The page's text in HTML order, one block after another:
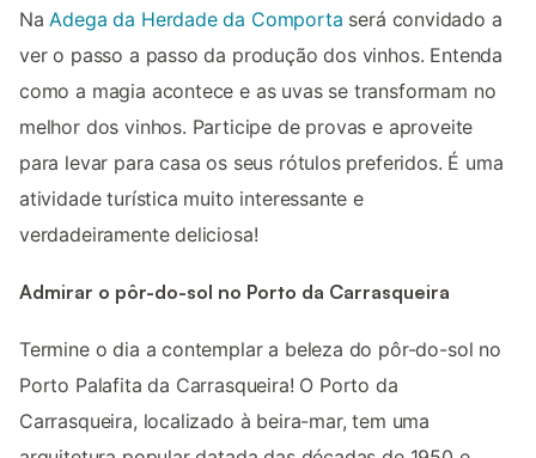
Na Adega da Herdade da Comporta será convidado a
ver o passo a passo da produção dos vinhos. Entenda
como a magia acontece e as uvas se transformam no
melhor dos vinhos. Participe de provas e aproveite
para levar para casa os seus rótulos preferidos. É uma
atividade turística muito interessante e
verdadeiramente deliciosa!
Admirar o pôr-do-sol no Porto da Carrasqueira
Termine o dia a contemplar a beleza do pôr-do-sol no
Porto Palafita da Carrasqueira! O Porto da
Carrasqueira, localizado à beira-mar, tem uma